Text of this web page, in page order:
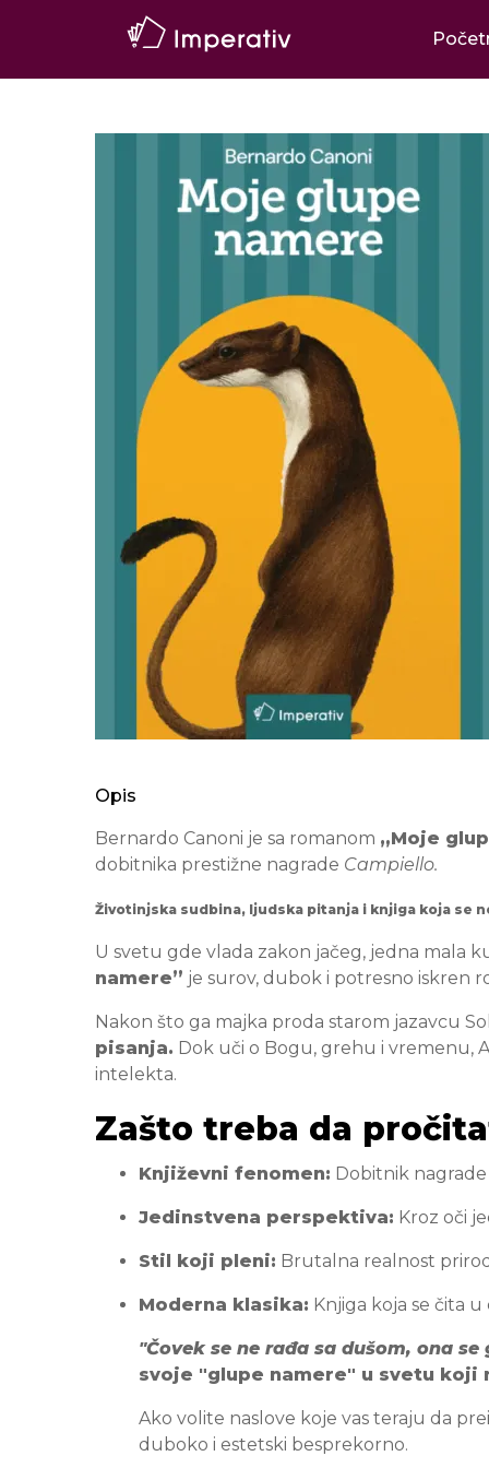
Opis
Bernardo Canoni je sa romanom „Moje
dobitnika prestižne nagrade Campiello.
Životinjska sudbina, ljudska pitanja i knjiga koja se
U svetu gde vlada zakon jačeg, jedna mala
namere” je surov, dubok i potresno iskren
Nakon što ga majka proda starom jazavcu
pisanja. Dok uči o Bogu, grehu i vremenu,
intelekta.
Zašto treba da
Književni fenomen: Dobitnik
Jedinstvena perspektiva: Kroz oči
Stil koji pleni: Brutalna realnost
Moderna klasika: Knjiga koja se čita
"Čovek se ne rađa sa dušom, ona
svoje "glupe namere" u svetu koji
Ako volite naslove koje vas teraju da
duboko i estetski besprekorno.